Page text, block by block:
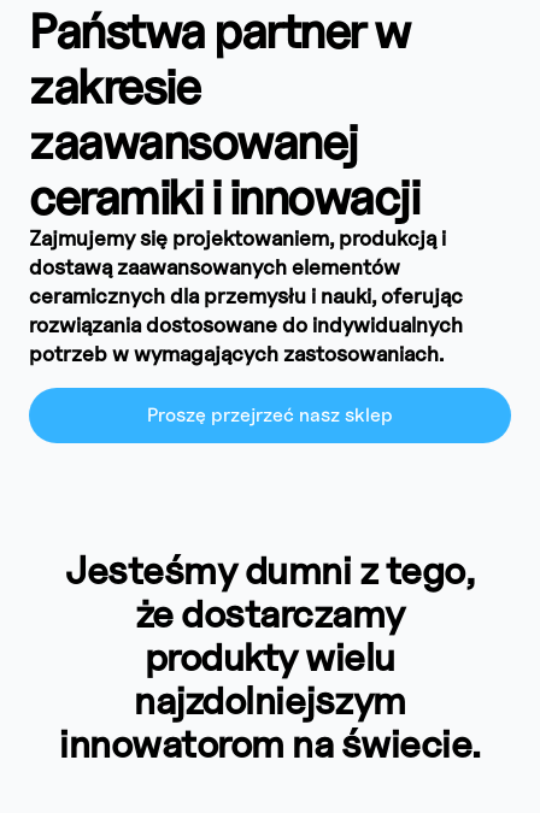
Państwa partner w
zakresie
zaawansowanej
ceramiki i innowacji
Zajmujemy się projektowaniem, produkcją i
dostawą zaawansowanych elementów
ceramicznych dla przemysłu i nauki, oferując
rozwiązania dostosowane do indywidualnych
potrzeb w wymagających zastosowaniach.
Proszę przejrzeć nasz sklep
Jesteśmy dumni z tego,
że dostarczamy
produkty wielu
najzdolniejszym
innowatorom na świecie.